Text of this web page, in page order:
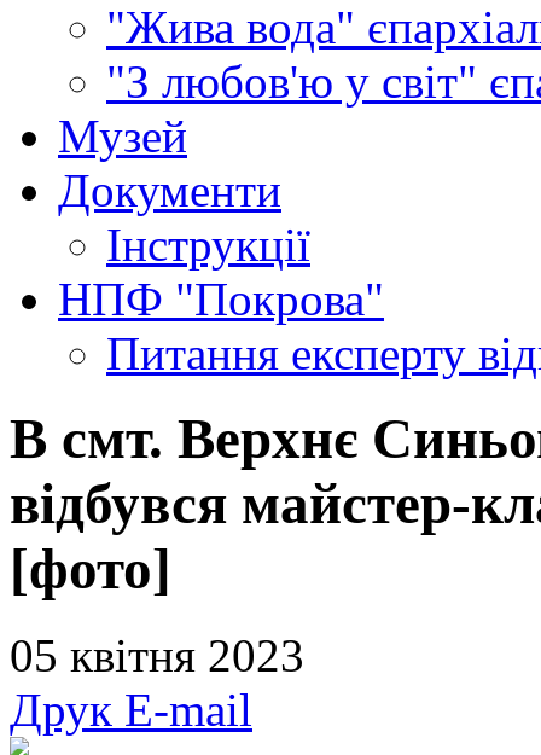
"Жива вода"
"З любов'ю у світ"
Музей
Документи
Інструкції
НПФ "Покрова"
Питання експерту
В смт. Верхнє
відбувся майстер-
[фото]
05 квітня 2023
Друк E-mail